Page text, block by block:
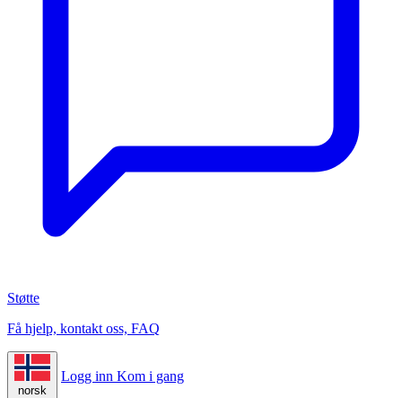
Støtte
Få hjelp, kontakt oss, FAQ
norsk
Logg inn Kom i gang